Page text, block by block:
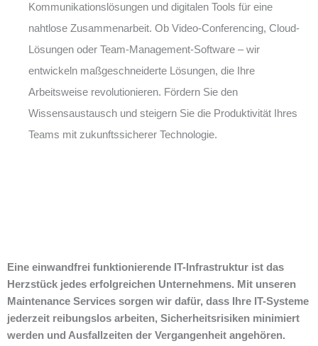
Kommunikationslösungen und digitalen Tools für eine
nahtlose Zusammenarbeit. Ob Video-Conferencing, Cloud-
Lösungen oder Team-Management-Software – wir
entwickeln maßgeschneiderte Lösungen, die Ihre
Arbeitsweise revolutionieren. Fördern Sie den
Wissensaustausch und steigern Sie die Produktivität Ihres
Teams mit zukunftssicherer Technologie.
Eine einwandfrei funktionierende IT-Infrastruktur ist das
Herzstück jedes erfolgreichen Unternehmens. Mit unseren
Maintenance Services sorgen wir dafür, dass Ihre IT-Systeme
jederzeit reibungslos arbeiten, Sicherheitsrisiken minimiert
werden und Ausfallzeiten der Vergangenheit angehören.